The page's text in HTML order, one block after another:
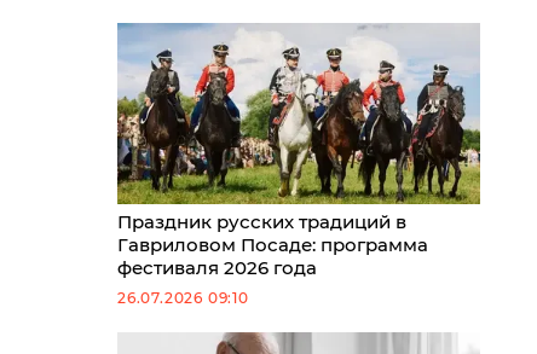
Праздник русских традиций в
Гавриловом Посаде: программа
фестиваля 2026 года
26.07.2026 09:10